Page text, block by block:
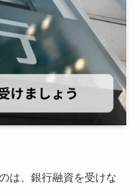
は、銀行融資を受けな